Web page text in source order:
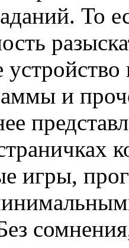
То
и
игры,